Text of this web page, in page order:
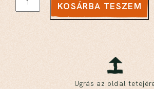
KOSÁRBA TESZEM
Ugrás az oldal